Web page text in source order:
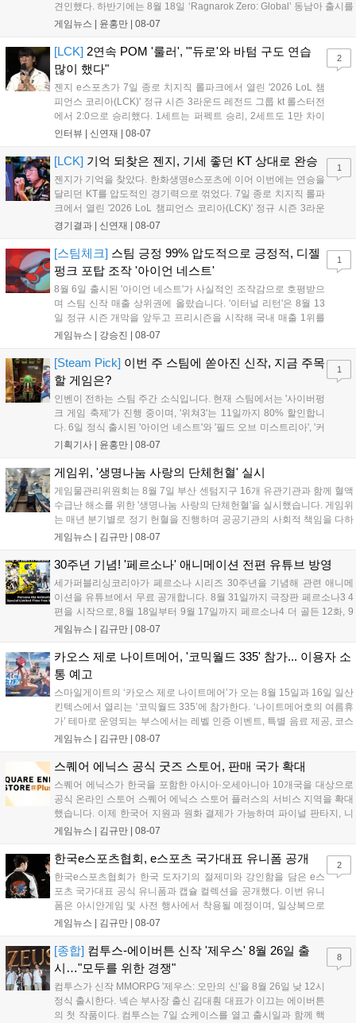
견인했다. 하반기에는 8월 18일 ‘Ragnarok Zero: Global’ 동남아 출시를
시작으로 9월 3일 ‘달려라 헤베레케 EX’, 9월 22일 ‘갈바테인’ 등 다양한
이’ 출시가 예정돼 있으며, 2027년에는 ‘Ragnarok 3’ 등 대작을 글로벌
출시할 계획이다. 그라비티는 조인트벤처 설립과 라그나로크 에코 시스
템 구축을 통해 신성장 동력을 확보할 방침이다....
게임뉴스 | 윤홍만 08-07
[LCK] 2연속 POM '룰러', "'듀로'와 바텀 구도 연습
많이 했다"
젠지 e스포츠가 7일 종로 치지직 롤파크에서 열린 '2026 LoL 챔
피언스 코리아(LCK)' 정규 시즌 3라운드 레전드 그룹 kt 롤스터전
에서 2:0으로 승리했다. 1세트는 퍼펙트 승리, 2세트도 1만 차이
를 벌리며 25분 만에 승리하면서 말 그대로 압도적인 경기력을 선
하며 POM에 선정됐...
인터뷰 | 신연재 08-07
2
[LCK] 기억 되찾은 젠지, 기세 좋던 KT 상대로 완승
젠지가 기억을 찾았다. 한화생명e스포츠에 이어 이번에는 연승을
달리던 KT를 압도적인 경기력으로 꺾었다. 7일 종로 치지직 롤파
크에서 열린 '2026 LoL 챔피언스 코리아(LCK)' 정규 시즌 3라운
드 레전드 그룹, kt 롤스터와 젠지 e스포츠의 대결에서 젠지가 압
기억을 되찾기라도 한 듯 1,...
경기결과 | 신연재 08-07
1
[스팀체크] 스팀 긍정 99% 압도적으로 긍정적, 디젤
펑크 포탑 조작 '아이언 네스트'
8월 6일 출시된 '아이언 네스트'가 사실적인 조작감으로 호평받으
며 스팀 신작 매출 상위권에 올랐습니다. '이터널 리턴'은 8월 13
일 정규 시즌 개막을 앞두고 프리시즌을 시작해 국내 매출 1위를
기록했습니다. 25주년을 맞은 '고스트 리콘' 시리즈는 8월 6일 쇼
'마블 투혼: 파이팅 소울즈'와 레트로 수리 시뮬레이션 '리스토
리'도 스팀에 정식 출시되었습니다....
게임뉴스 | 강승진 08-07
1
[Steam Pick] 이번 주 스팀에 쏟아진 신작, 지금 주목
할 게임은?
인벤이 전하는 스팀 주간 소식입니다. 현재 스팀에서는 '사이버펑
크 게임 축제'가 진행 중이며, '위쳐3'는 11일까지 80% 할인합니
다. 6일 정식 출시된 '아이언 네스트'와 '필드 오브 미스트리아', '커
세어 코브'가 호평받고 있습니다. 한편, 7일 출시된 '마블 투혼'은
다. 유비소프트의 '고스트리콘: 와일드랜드'는 7년 만의 대규모 업
데이트 '라스트 라이츠'와 함께 95% 할인 중입니다....
기획기사 | 윤홍만 08-07
1
게임위, '생명나눔 사랑의 단체헌혈' 실시
게임물관리위원회는 8월 7일 부산 센텀지구 16개 유관기관과 함께 혈액
수급난 해소를 위한 '생명나눔 사랑의 단체헌혈'을 실시했습니다. 게임위
는 매년 분기별로 정기 헌혈을 진행하며 공공기관의 사회적 책임을 다하
고 있으며, 이번 행사에는 영화진흥위원회 등 14개 기관 임직원이 동참
따뜻한 실천에 참여한 모든 임직원에게 감사의 뜻을 전하며 헌혈 문화
확산에 앞장섰습니다....
게임뉴스 | 김규만 08-07
30주년 기념! '페르소나' 애니메이션 전편 유튜브 방영
세가퍼블리싱코리아가 페르소나 시리즈 30주년을 기념해 관련 애니메
이션을 유튜브에서 무료 공개합니다. 8월 31일까지 극장판 페르소나3 4
편을 시작으로, 8월 18일부터 9월 17일까지 페르소나4 더 골든 12화, 9
월 15일부터 10월 14일까지 페르소나5 시리즈가 순차 공개됩니다. 또한
영상 및 대형 전광판에 소개될 예정입니다....
게임뉴스 | 김규만 08-07
카오스 제로 나이트메어, '코믹월드 335' 참가... 이용자 소
통 예고
스마일게이트의 ‘카오스 제로 나이트메어’가 오는 8월 15일과 16일 일산
킨텍스에서 열리는 ‘코믹월드 335’에 참가한다. ‘나이트메어호의 여름휴
가’ 테마로 운영되는 부스에서는 레벨 인증 이벤트, 특별 음료 제공, 코스
프레 모델 포토존 등 다채로운 행사가 진행된다. 유명 코스어 7인이 캐릭
세한 정보는 공식 커뮤니티에서 확인 가능하다....
게임뉴스 | 김규만 08-07
스퀘어 에닉스 공식 굿즈 스토어, 판매 국가 확대
스퀘어 에닉스가 한국을 포함한 아시아·오세아니아 10개국을 대상으로
공식 온라인 스토어 스퀘어 에닉스 스토어 플러스의 서비스 지역을 확대
했습니다. 이제 한국어 지원과 원화 결제가 가능하며 파이널 판타지, 니
어 등 주요 게임의 피규어, 굿즈를 구매할 수 있습니다. 신상품이 순차적
용 가능합니다....
게임뉴스 | 김규만 08-07
한국e스포츠협회, e스포츠 국가대표 유니폼 공개
한국e스포츠협회가 한국 도자기의 절제미와 강인함을 담은 e스
포츠 국가대표 공식 유니폼과 캡슐 컬렉션을 공개했다. 이번 유니
폼은 아시안게임 및 사전 행사에서 착용될 예정이며, 일상복으로
구성된 컬렉션은 오는 8월 28일부터 골스튜디오 공식 홈페이지
서는 대회 규정에 따라 별도의 유니폼을 착용할 계획이다....
게임뉴스 | 김규만 08-07
2
[종합] 컴투스-에이버튼 신작 '제우스' 8월 26일 출
시…"모두를 위한 경쟁"
컴투스가 신작 MMORPG '제우스: 오만의 신'을 8월 26일 낮 12시
정식 출시한다. 넥슨 부사장 출신 김대훤 대표가 이끄는 에이버튼
의 첫 작품이다. 컴투스는 7일 쇼케이스를 열고 출시일과 함께 핵
8